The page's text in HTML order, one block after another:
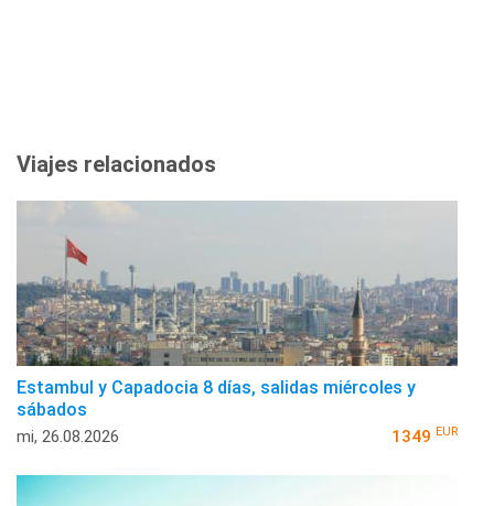
Viajes relacionados
Estambul y Capadocia 8 días, salidas miércoles y
sábados
mi, 26.08.2026 1349 EUR